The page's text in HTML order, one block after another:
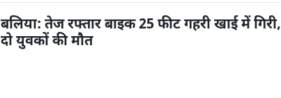
बलिया: तेज रफ्तार बाइक 25 फीट गहरी खाई में गिरी,
दो युवकों की मौत